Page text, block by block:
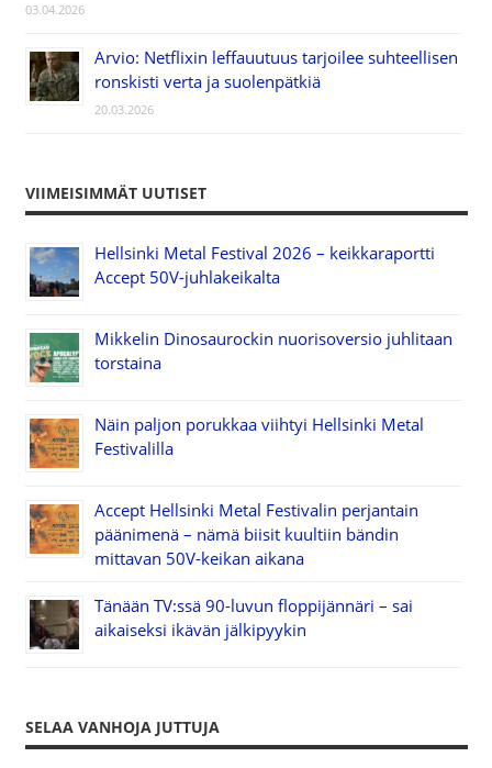
03.04.2026
Arvio: Netflixin leffauutuus tarjoilee suhteellisen
ronskisti verta ja suolenpätkiä
20.03.2026
VIIMEISIMMÄT UUTISET
Hellsinki Metal Festival 2026 – keikkaraportti
Accept 50V-juhlakeikalta
Mikkelin Dinosaurockin nuorisoversio juhlitaan
torstaina
Näin paljon porukkaa viihtyi Hellsinki Metal
Festivalilla
Accept Hellsinki Metal Festivalin perjantain
päänimenä – nämä biisit kuultiin bändin
mittavan 50V-keikan aikana
Tänään TV:ssä 90-luvun floppijännäri – sai
aikaiseksi ikävän jälkipyykin
SELAA VANHOJA JUTTUJA